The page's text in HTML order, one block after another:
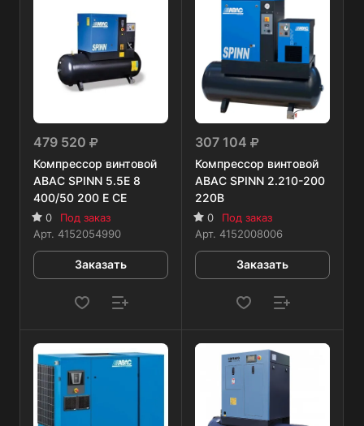
479 520
Компрессор винтовой
ABAC SPINN 5.5Е 8
400/50 200 Е СЕ
0
Под заказ
Арт. 4152054990
Заказать
307 104
Компрессор винтовой
ABAC SPINN 2.210-200
220B
0
Под заказ
Арт. 4152008006
Заказать